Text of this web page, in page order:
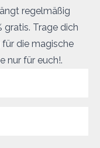
regelmäßig
gratis. Trage dich
die magische
nur für euch!.